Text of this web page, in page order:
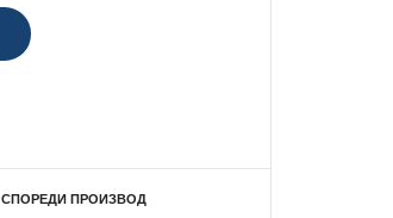
СПОРЕДИ ПРОИЗВОД